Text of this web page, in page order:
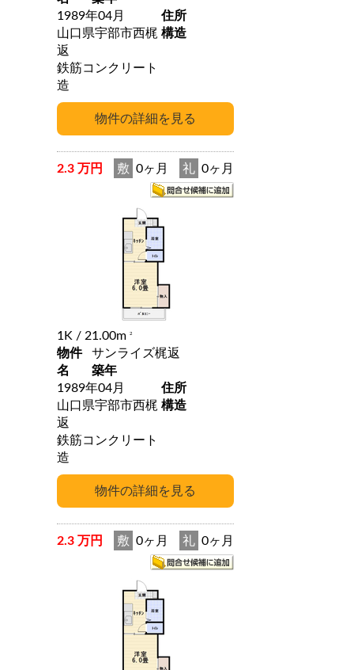
1989年04月
住所
山口県宇部市西梶
返
構造
鉄筋コンクリート
造
2.3 万円 敷 0ヶ月 礼 0ヶ月
1K / 21.00m 2
物件
名
サンライズ梶返
築年
1989年04月
住所
山口県宇部市西梶
返
構造
鉄筋コンクリート
造
2.3 万円 敷 0ヶ月 礼 0ヶ月